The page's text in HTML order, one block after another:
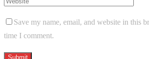
Save my name, email, and website in this
time I comment.